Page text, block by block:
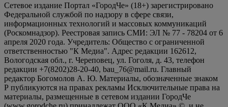
Сетевое издание Портал «ГородЧе» (18+) зарегистрировано
Федеральной службой по надзору в сфере связи,
информационных технологий и массовых коммуникаций
(Роскомнадзор). Реестровая запись СМИ: ЭЛ № 77 - 78204 от 6
апреля 2020 года. Учредитель: Общество с ограниченной
ответственностью "К Медиа". Адрес редакции 162612,
Вологодская обл., г. Череповец, ул. Гоголя, д. 43, телефон
редакции +7(8202)28-20-40, bau_76@mail.ru. Главный
редактор Богомолов А. Ю. Материалы, обозначенные знаком
Р публикуются на правах рекламы Исключительные права на
материалы, размещенные в сетевом издании ГородЧе